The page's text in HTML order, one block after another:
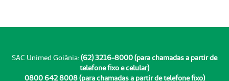
SAC Unimed Goiânia: (62) 3216-8000 (para chamadas a partir de
telefone fixo e celular)
0800 642 8008 (para chamadas a partir de telefone fixo)